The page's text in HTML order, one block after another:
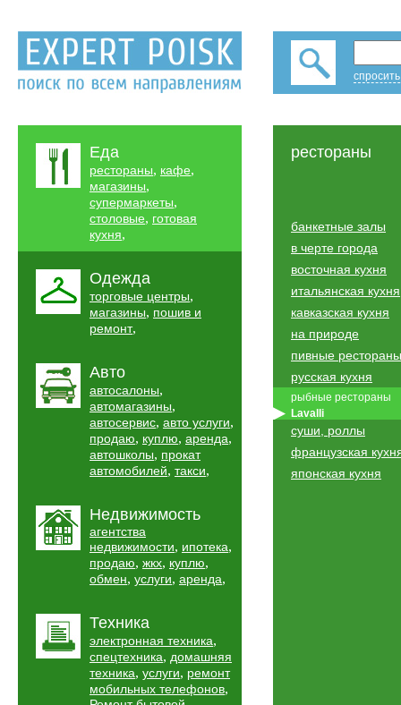
Еда
рестораны, кафе,
магазины,
супермаркеты,
столовые, готовая
кухня,
Одежда
торговые центры,
магазины, пошив и
ремонт,
Авто
автосалоны,
автомагазины,
автосервис, авто услуги,
продаю, куплю, аренда,
автошколы, прокат
автомобилей, такси,
Недвижимость
агентства
недвижимости, ипотека,
продаю, жкх, куплю,
обмен, услуги, аренда,
Техника
электронная техника,
спецтехника, домашняя
техника, услуги, ремонт
мобильных телефонов,
рестораны
банкетные залы
в черте города
восточная кухня
итальянская кухня
кавказская кухня
на природе
пивные рестораны
русская кухня
рыбные рестораны
Lavalli
суши, роллы
французская
японская кухня